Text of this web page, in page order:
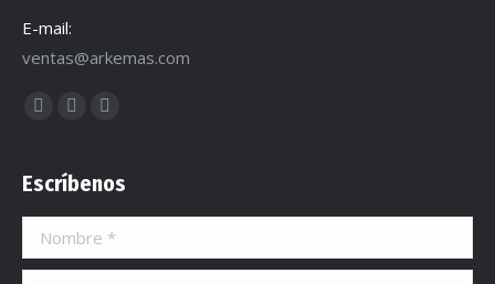
E-mail:
ventas@arkemas.com
Encuéntranos en:
Facebook
opens
new
window
Twitter
opens
new
window
Dribbble
opens
new
window
Escríbenos
Nombre *